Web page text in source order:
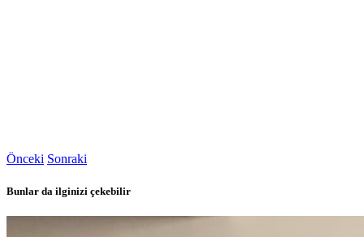
Önceki Sonraki
Bunlar da ilginizi çekebilir